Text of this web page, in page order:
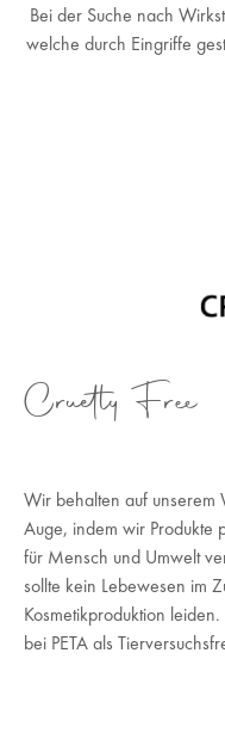
Bei der Suche nach
welche durch Eingriffe
Cruetly Free
Wir behalten auf unserem
Auge, indem wir Produkte
für Mensch und Umwelt
sollte kein Lebewesen im
Kosmetikproduktion
bei PETA als